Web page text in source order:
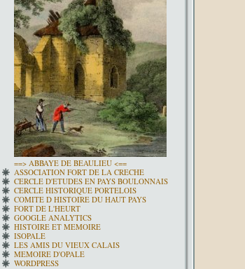
==> ABBAYE DE BEAULIEU <==
ASSOCIATION FORT DE LA CRECHE
CERCLE D'ETUDES EN PAYS BOULONNAIS
CERCLE HISTORIQUE PORTELOIS
COMITE D HISTOIRE DU HAUT PAYS
FORT DE L'HEURT
GOOGLE ANALYTICS
HISTOIRE ET MEMOIRE
ISOPALE
LES AMIS DU VIEUX CALAIS
MEMOIRE D'OPALE
WORDPRESS